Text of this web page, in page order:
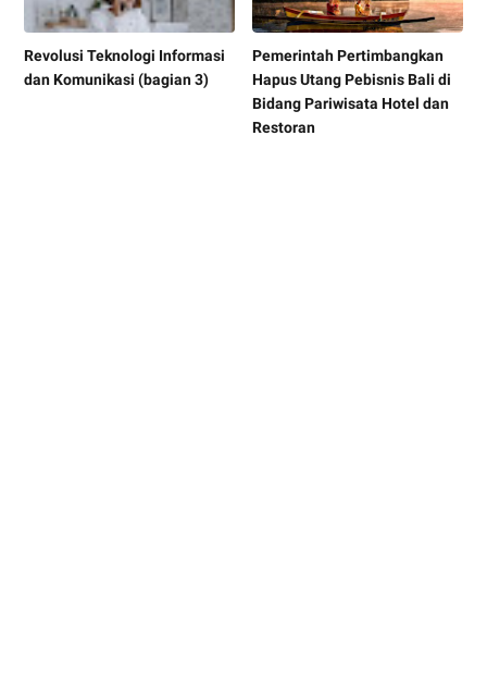
Revolusi Teknologi Informasi
dan Komunikasi (bagian 3)
Pemerintah Pertimbangkan
Hapus Utang Pebisnis Bali di
Bidang Pariwisata Hotel dan
Restoran